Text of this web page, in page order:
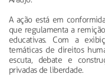
A ação está em
que regulamenta a
educativas. Com a
temáticas de direitos
escuta, debate e
privadas de liberdade.